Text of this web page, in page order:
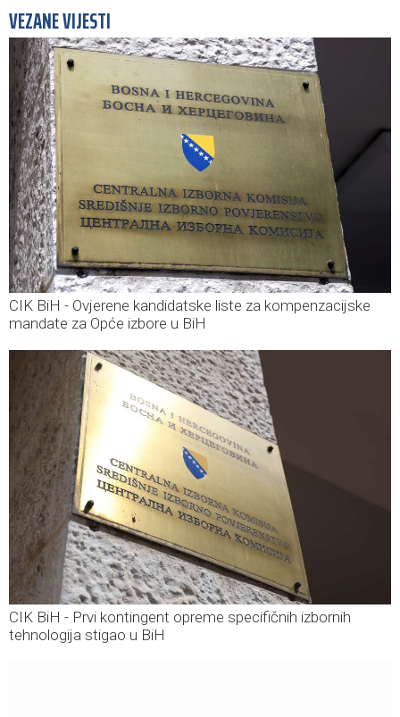
VEZANE VIJESTI
CIK BiH - Ovjerene kandidatske liste za kompenzacijske
mandate za Opće izbore u BiH
CIK BiH - Prvi kontingent opreme specifičnih izbornih
tehnologija stigao u BiH